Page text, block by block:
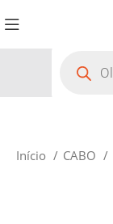
Início CABO